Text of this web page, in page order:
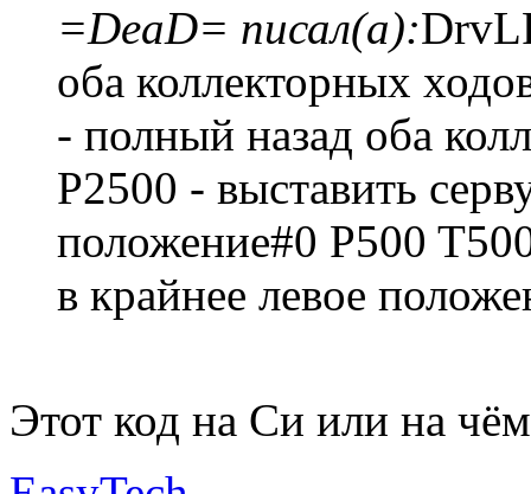
=DeaD= писал(а):
оба коллекторных
- полный назад оба
P2500 - выставить
положение#0 P500
в крайнее левое
Этот код на Си или на